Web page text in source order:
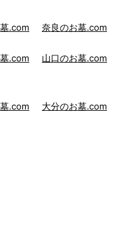
.com 奈良のお墓.com
.com 山口のお墓.com
.com 大分のお墓.com